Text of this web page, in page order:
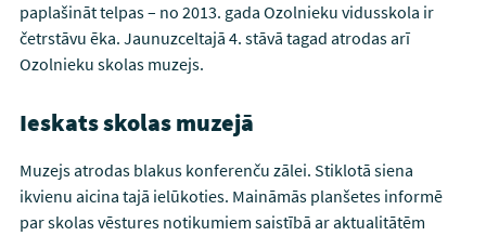
paplašināt telpas – no 2013. gada Ozolnieku vidusskola ir
četrstāvu ēka. Jaunuzceltajā 4. stāvā tagad atrodas arī
Ozolnieku skolas muzejs.
Ieskats skolas muzejā
Muzejs atrodas blakus konferenču zālei. Stiklotā siena
ikvienu aicina tajā ielūkoties. Maināmās planšetes informē
par skolas vēstures notikumiem saistībā ar aktualitātēm